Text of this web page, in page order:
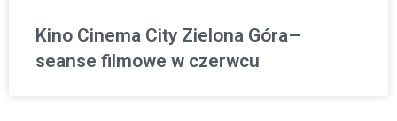
Kino Cinema City Zielona Góra–
seanse filmowe w czerwcu